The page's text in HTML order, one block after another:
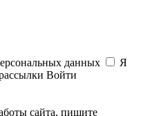
данных
Я
Войти
сайта, пишите